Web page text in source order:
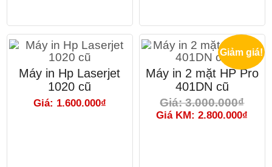
Máy in Hp Laserjet
1020 cũ
Giá: 1.600.000₫
Giảm giá!
Máy in 2 mặt HP Pro
401DN cũ
Giá: 3.000.000₫
Giá KM: 2.800.000₫